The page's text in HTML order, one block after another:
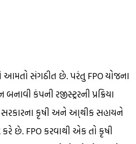
આમતો સંગઠીત છે. પરંતુ FPO યોજના
કંપની રજીસ્ટ્રરની પ્રક્રિયા
સરકારના કૃષી અને આ્થીક સહાયને
છે. FPO કરવાથી એક તો કૃષી